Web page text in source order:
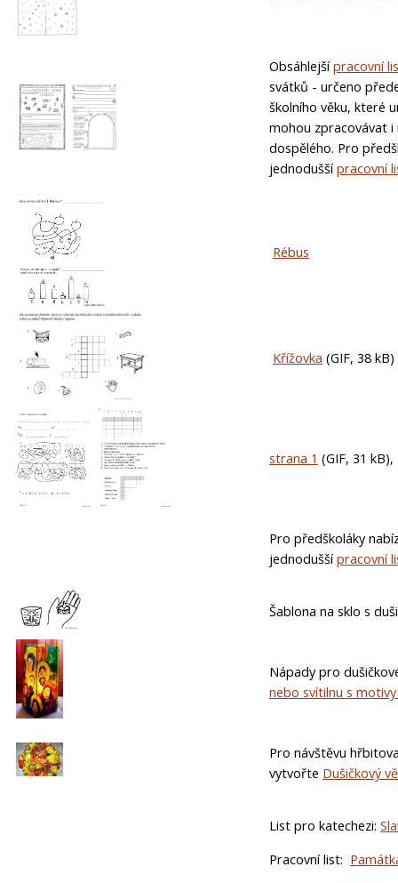
Obsáhlejšípracovní
svátků - určeno
školního věku, které
mohou zpracovávat i
dospělého. Pro
jednoduššípracovní
Rébus
Křížovka (GIF, 38 kB)
strana 1 (GIF, 31 kB)
Pro předškoláky
jednoduššípracovní
Šablona na sklo s
Nápady pro
nebo svítilnu s
Pro návštěvu
vytvořte Dušičkový
List pro katechezi:
Pracovní list: